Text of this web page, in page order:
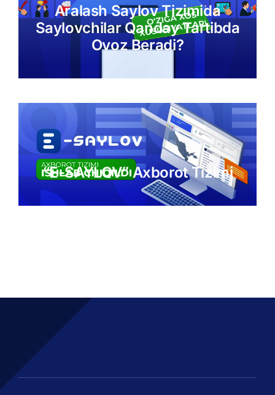
Aralash Saylov Tizimida
Saylovchilar Qanday Tartibda
Ovoz Beradi?
“Е-SAYLOV” Axborot Tizimi